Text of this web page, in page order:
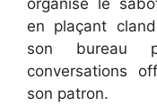
en plaçant
son bureau
conversations
son patron.